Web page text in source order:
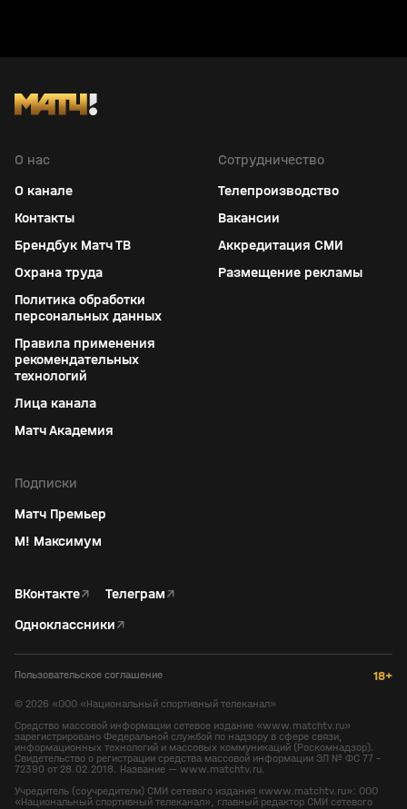
О нас
О канале
Контакты
Брендбук Матч ТВ
Охрана труда
Политика обработки
персональных данных
Правила применения
рекомендательных
технологий
Лица канала
Матч Академия
Сотрудничество
Телепроизводство
Вакансии
Аккредитация СМИ
Размещение рекламы
Подписки
Матч Премьер
М! Максимум
ВКонтакте↗ Телеграм↗
Одноклассники↗
Пользовательское соглашение 18+
© 2026 «ООО «Национальный спортивный телеканал»
Средство массовой информации сетевое издание «www.matchtv.ru»
зарегистрировано Федеральной службой по надзору в сфере связи,
информационных технологий и массовых коммуникаций (Роскомнадзор).
Свидетельство о регистрации средства массовой информации ЭЛ № ФС 77 -
72390 от 28.02.2018. Название — www.matchtv.ru.
Учредитель (соучредители) СМИ сетевого издания «www.matchtv.ru»: ООО
«Национальный спортивный телеканал», главный редактор СМИ сетевого